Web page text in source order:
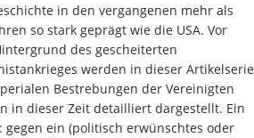
in den vergangenen mehr als
so stark geprägt wie die USA. Vor
des gescheiterten
werden in dieser Artikelserie
Bestrebungen der Vereinigten
in dieser Zeit detailliert dargestellt. Ein
gegen ein (politisch erwünschtes oder